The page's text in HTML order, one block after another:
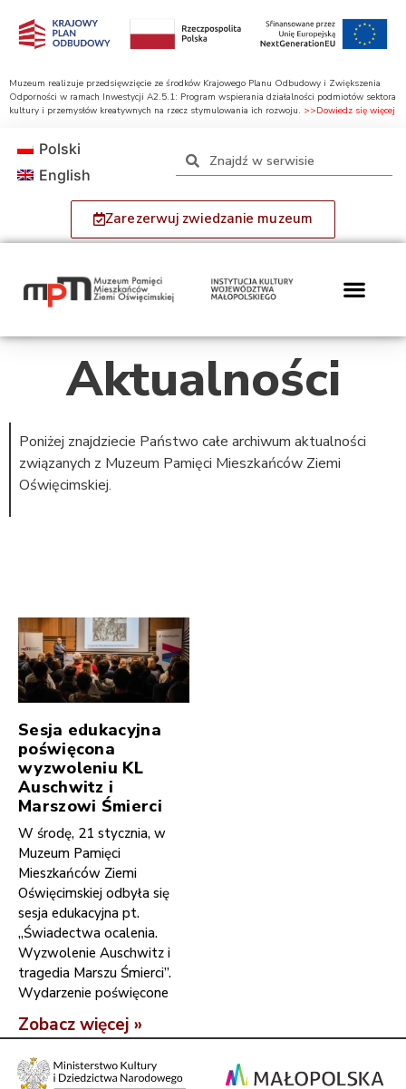
Muzeum realizuje przedsięwzięcie ze środków Krajowego Planu Odbudowy i Zwiększenia
Odporności w ramach Inwestycji A2.5.1: Program wspierania działalności podmiotów sektora
kultury i przemysłów kreatywnych na rzecz stymulowania ich rozwoju. >>Dowiedz się więcej
Zarezerwuj zwiedzanie muzeum
Polski
English
Aktualności
Poniżej znajdziecie Państwo całe archiwum aktualności
związanych z Muzeum Pamięci Mieszkańców Ziemi
Oświęcimskiej.
Sesja edukacyjna
poświęcona
wyzwoleniu KL
Auschwitz i
Marszowi Śmierci
W środę, 21 stycznia, w
Muzeum Pamięci
Mieszkańców Ziemi
Oświęcimskiej odbyła się
sesja edukacyjna pt.
„Świadectwa ocalenia.
Wyzwolenie Auschwitz i
tragedia Marszu Śmierci”.
Wydarzenie poświęcone
Zobacz więcej »